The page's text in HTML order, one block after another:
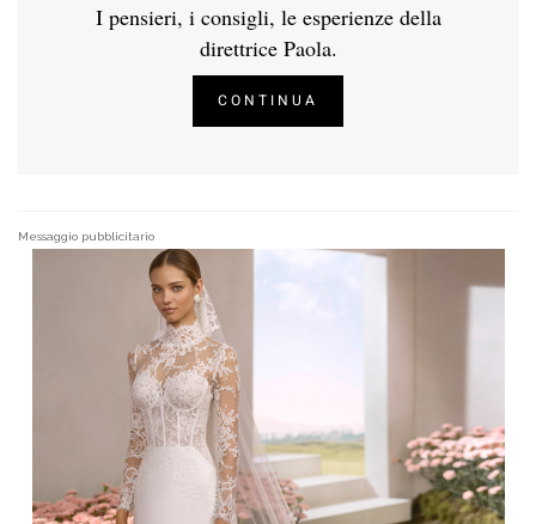
I pensieri, i consigli, le esperienze della
direttrice Paola.
CONTINUA
Messaggio pubblicitario